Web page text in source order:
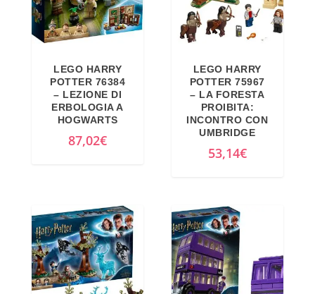
LEGO HARRY
POTTER 76384
– LEZIONE DI
ERBOLOGIA A
HOGWARTS
87,02€
LEGO HARRY
POTTER 75967
– LA FORESTA
PROIBITA:
INCONTRO CON
UMBRIDGE
53,14€